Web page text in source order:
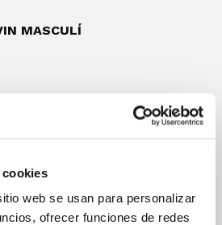
cookies
web se usan para personalizar
ofrecer funciones de redes
MASCULÍ
Arnal, Manises.